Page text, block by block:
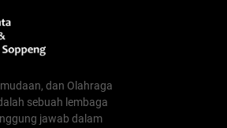
dan Olahraga
sebuah lembaga
jawab dalam